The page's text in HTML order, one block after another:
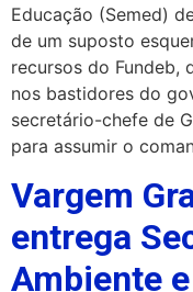
Educação (Semed)
de um suposto
recursos do Fundeb,
nos bastidores do
secretário-chefe de
para assumir o
Vargem
entrega
Ambiente